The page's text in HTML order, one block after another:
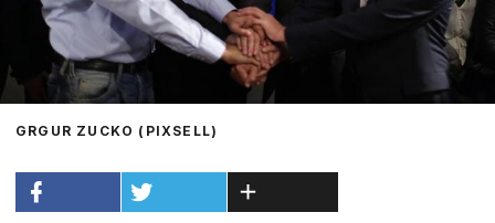
GRGUR ZUCKO (PIXSELL)